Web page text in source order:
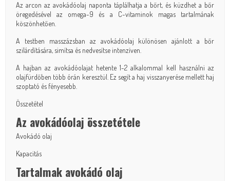
Az arcon az avokádóolaj naponta táplálhatja a bőrt, és küzdhet a bőr
öregedésével az omega-9 és a C-vitaminok magas tartalmának
köszönhetően.
A testben masszázsban az avokádóolaj különösen ajánlott a bőr
szilárdítására, simítsa és nedvesítse intenzíven.
A hajban az avokádóolajat hetente 1-2 alkalommal kell használni az
olajfürdőben több órán keresztül. Ez segít a haj visszanyerése mellett haj
szoptató és fényesebb.
Összetétel
Az avokádóolaj összetétele
Avokádó olaj
Kapacitás
Tartalmak avokádó olaj